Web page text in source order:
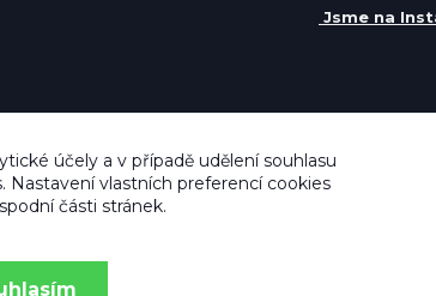
Jsme na
účely a v případě udělení souhlasu
Nastavení vlastních preferencí cookies
části stránek.